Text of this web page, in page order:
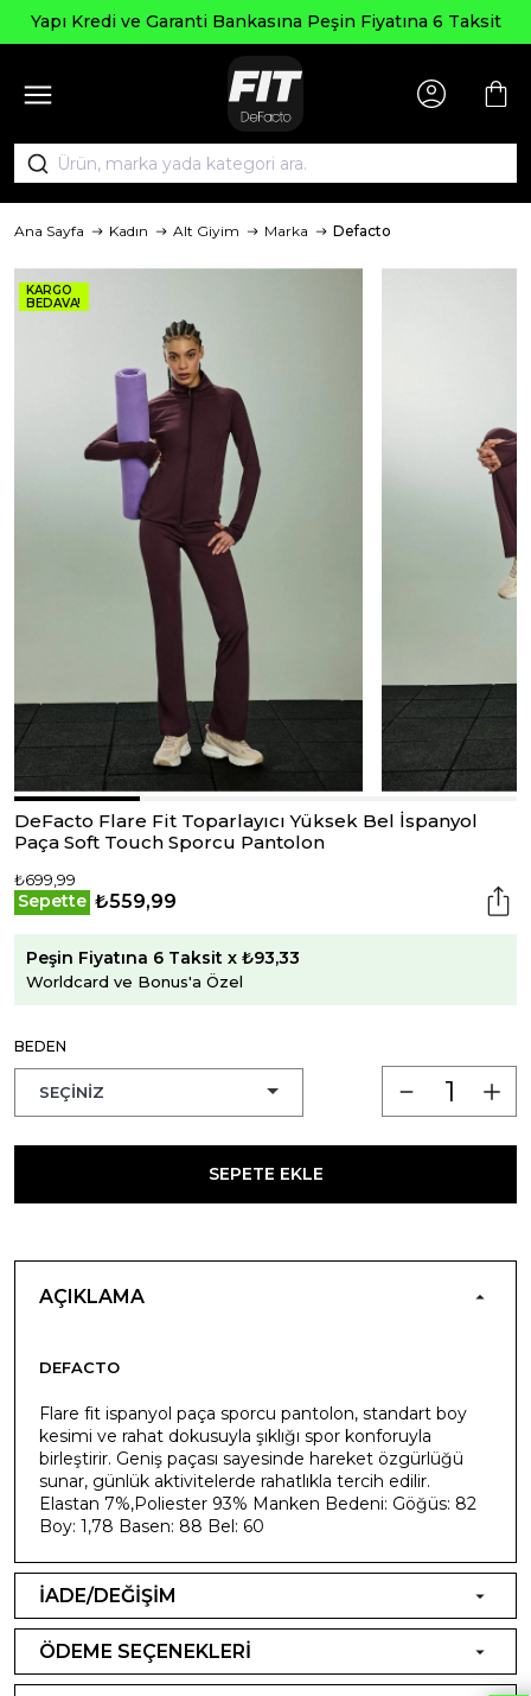
Kredi ve Garanti Bankasına Peşin Fiyatına 6 Taksit
Ana Sayfa Kadın Alt Giyim Marka Defacto
KARGO
BEDAVA!
DeFacto Flare Fit Toparlayıcı Yüksek Bel İspanyol
Paça Soft Touch Sporcu Pantolon
₺699,99
Sepette ₺559,99
Peşin Fiyatına 6 Taksit x ₺93,33
Worldcard ve Bonus'a Özel
BEDEN
SEPETE EKLE
AÇIKLAMA
DEFACTO
Flare fit ispanyol paça sporcu pantolon, standart boy
kesimi ve rahat dokusuyla şıklığı spor konforuyla
birleştirir. Geniş paçası sayesinde hareket özgürlüğü
sunar, günlük aktivitelerde rahatlıkla tercih edilir.
Elastan 7%,Poliester 93% Manken Bedeni: Göğüs: 82
Boy: 1,78 Basen: 88 Bel: 60
İADE/DEĞİŞİM
ÖDEME SEÇENEKLERİ